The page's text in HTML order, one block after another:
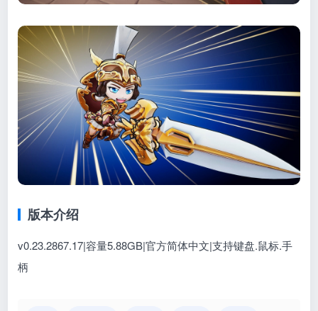
版本介绍
v0.23.2867.17|容量5.88GB|官方简体中文|支持键盘.鼠标.手
柄